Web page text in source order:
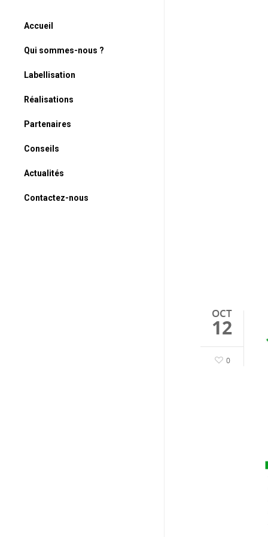
Accueil
Qui sommes-nous ?
Labellisation
Réalisations
Partenaires
Conseils
Actualités
Contactez-nous
OCT
12
0